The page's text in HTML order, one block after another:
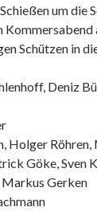
um die
Schützen in
Deniz
Holger Röhren,
Göke, Sven
Gerken